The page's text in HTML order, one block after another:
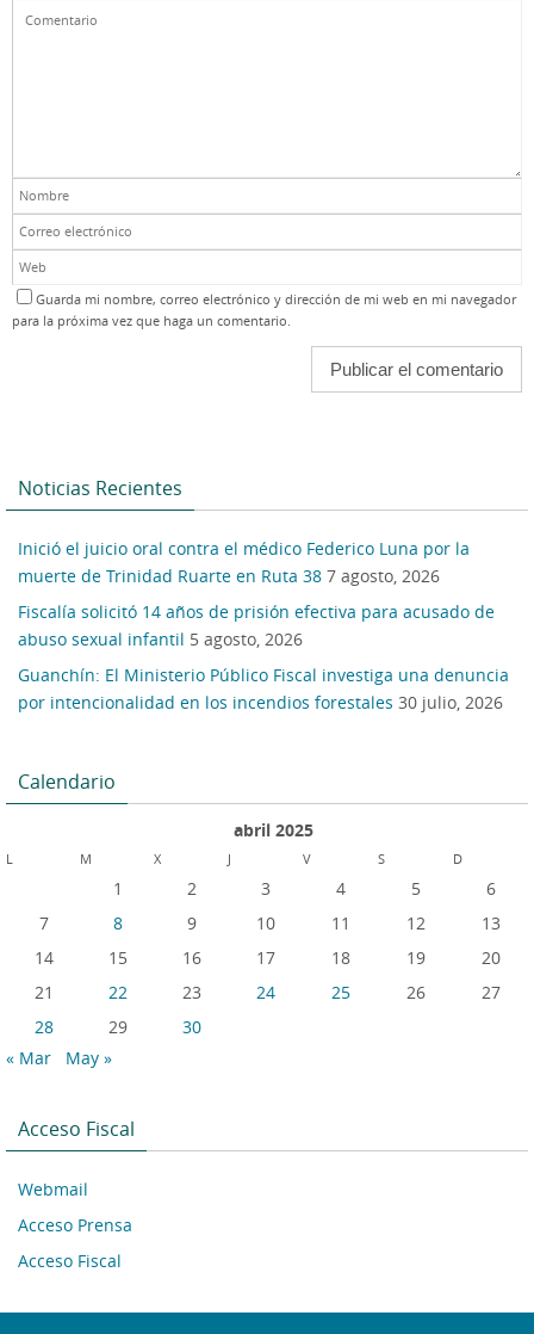
Guarda mi nombre, correo electrónico y dirección de mi web en mi navegador
para la próxima vez que haga un comentario.
Noticias Recientes
Inició el juicio oral contra el médico Federico Luna por la
muerte de Trinidad Ruarte en Ruta 38 7 agosto, 2026
Fiscalía solicitó 14 años de prisión efectiva para acusado de
abuso sexual infantil 5 agosto, 2026
Guanchín: El Ministerio Público Fiscal investiga una denuncia
por intencionalidad en los incendios forestales 30 julio, 2026
Calendario
abril 2025
L M X J V S D
1 2 3 4 5
6
7
8 9 10 11 12
13
14
15 16 17 18 19
20
21
22 23 24 25 26
27
28
29
30
« Mar
May »
Acceso Fiscal
Webmail
Acceso Prensa
Acceso Fiscal